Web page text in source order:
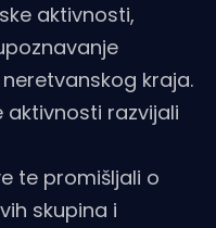
aktivnosti,
kraja.
aktivnosti razvijali
te promišljali o
skupina i